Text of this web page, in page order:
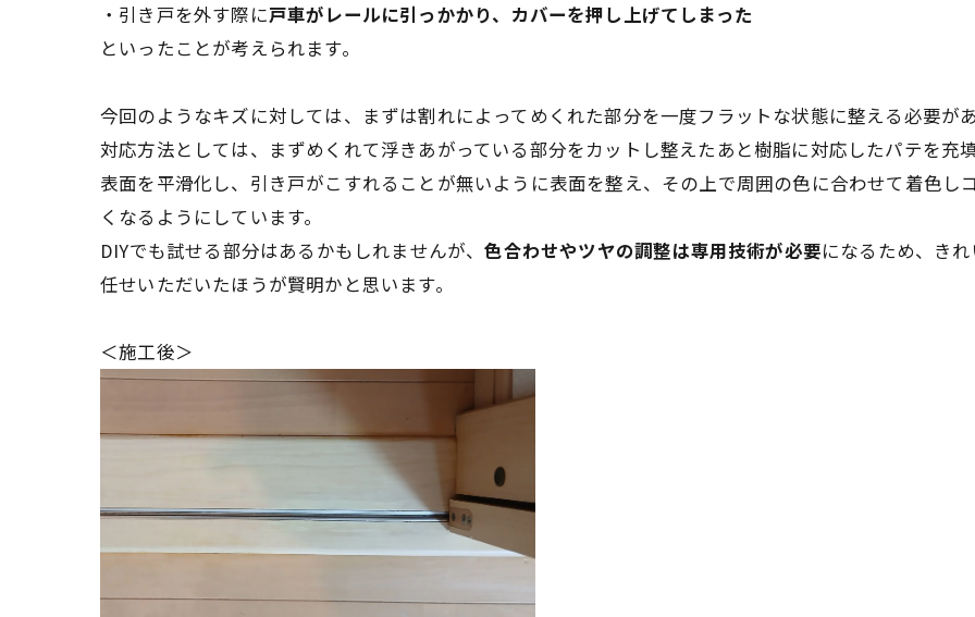
・引き戸を外す際に戸車がレールに引っかかり、カバーを押し上げてしまった
といったことが考えられます。
今回のようなキズに対しては、まずは割れによってめくれた部分を一度フラットな状態に整える必要があ
対応方法としては、まずめくれて浮きあがっている部分をカットし整えたあと樹脂に対応したパテを充填
表面を平滑化し、引き戸がこすれることが無いように表面を整え、その上で周囲の色に合わせて着色し
くなるようにしています。
DIYでも試せる部分はあるかもしれませんが、色合わせやツヤの調整は専用技術が必要になるため、き
任せいただいたほうが賢明かと思います。
＜施工後＞